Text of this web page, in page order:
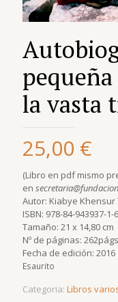
la vasta
25,00 €
(Libro en pdf mismo
en
Autor: Kiabye Khensur
ISBN: 978-84-943937-1-6
Tamaño: 21 x 14,80 cm
Nº de páginas: 262págs
Fecha de edición: 2016
Esaurito
Categoria: Libros